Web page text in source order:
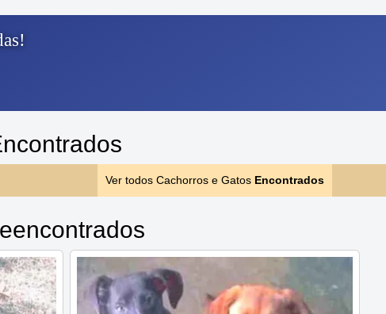
Ver todos Cachorros e Gatos Encontrados